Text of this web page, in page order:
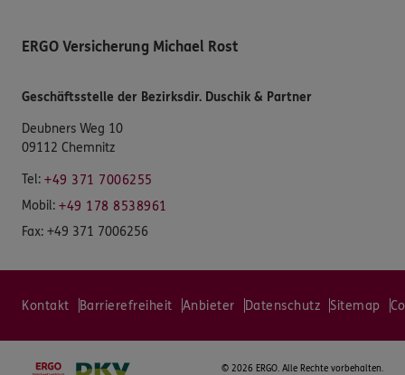
ERGO Versicherung Michael Rost
Geschäftsstelle der Bezirksdir. Duschik & Partner
Deubners Weg 10
09112 Chemnitz
Tel: +49 371 7006255
Mobil: +49 178 8538961
Fax: +49 371 7006256
Kontakt Barrierefreiheit Anbieter Datenschutz Sitemap
© 2026 ERGO. Alle Rechte vorbehalten.